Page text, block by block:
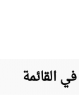
القائمة